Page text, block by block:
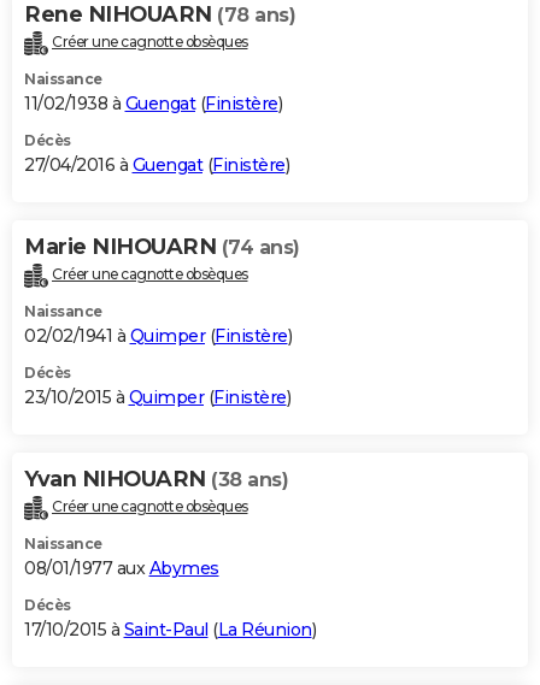
Rene NIHOUARN (78 ans)
Créer une cagnotte obsèques
Naissance
11/02/1938 à Guengat(Finistère)
Décès
27/04/2016 à Guengat(Finistère)
Marie NIHOUARN (74 ans)
Créer une cagnotte obsèques
Naissance
02/02/1941 à Quimper(Finistère)
Décès
23/10/2015 à Quimper(Finistère)
Yvan NIHOUARN (38 ans)
Créer une cagnotte obsèques
Naissance
08/01/1977 auxAbymes
Décès
17/10/2015 à Saint-Paul (La Réunion)